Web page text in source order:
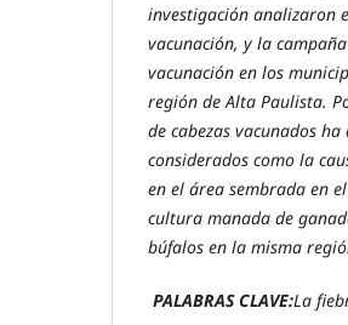
investigación analizaron
vacunación, y la
vacunación en los
región de Alta Paulista.
de cabezas vacunados
considerados como la
en el área sembrada en
cultura manada de
búfalos en la misma
PALABRAS CLAVE:La